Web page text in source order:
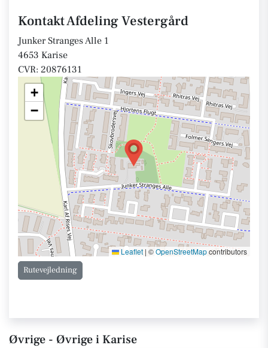
Kontakt Afdeling Vestergård
Junker Stranges Alle 1
4653 Karise
CVR: 20876131
+
−
Leaflet | ©OpenStreetMapcontributors
Rutevejledning
Øvrige - Øvrige i Karise